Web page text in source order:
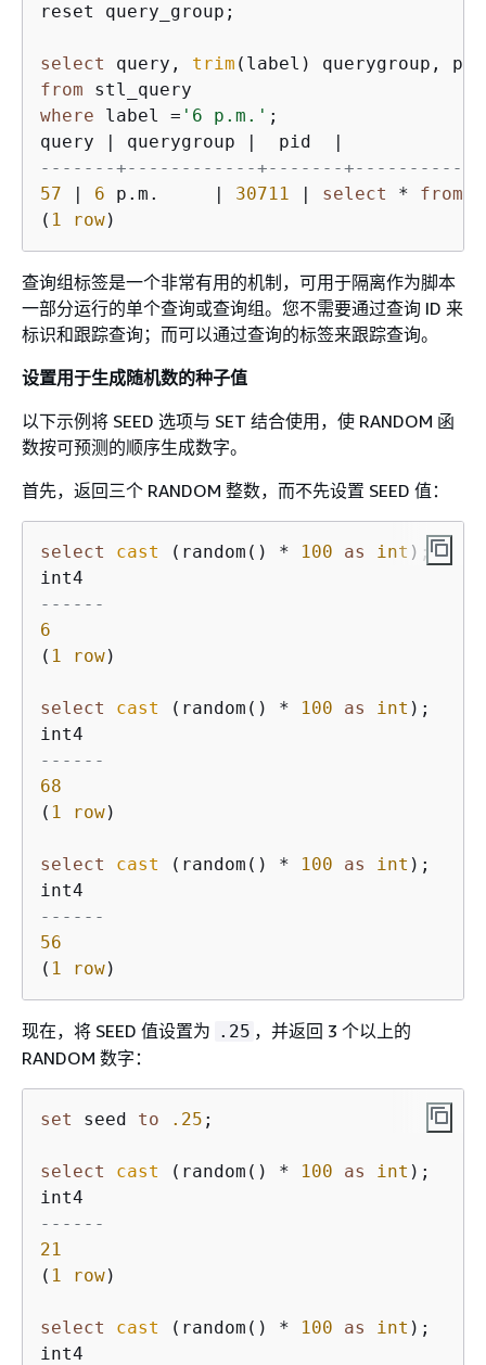
reset query_group;
select query, trim (label) querygroup,
from
where label = '6 p.m.' ;
query
querygroup
  pid
-------+------------+-------
57
6 p.m. 30711 select * from
( 1 row)
查询组标签是一个非常有用的机制，可用于隔离作为脚本
一部分运行的单个查询或查询组。您不需要通过查询 ID 来
标识和跟踪查询；而可以通过查询的标签来跟踪查询。
设置用于生成随机数的种子值
以下示例将 SEED 选项与 SET 结合使用，使 RANDOM 函
数按可预测的顺序生成数字。
首先，返回三个 RANDOM 整数，而不先设置 SEED 值：
select cast (random() * 100 as int );
------
6
( 1 row)
select cast (random() * 100 as int );
------
68
( 1 row)
select cast (random() * 100 as int );
------
56
( 1 row)
现在，将 SEED 值设置为 .25 ，并返回 3 个以上的
RANDOM 数字：
set seed to .25 ;
select cast (random() * 100 as int );
------
21
( 1 row)
select cast (random() * 100 as int );